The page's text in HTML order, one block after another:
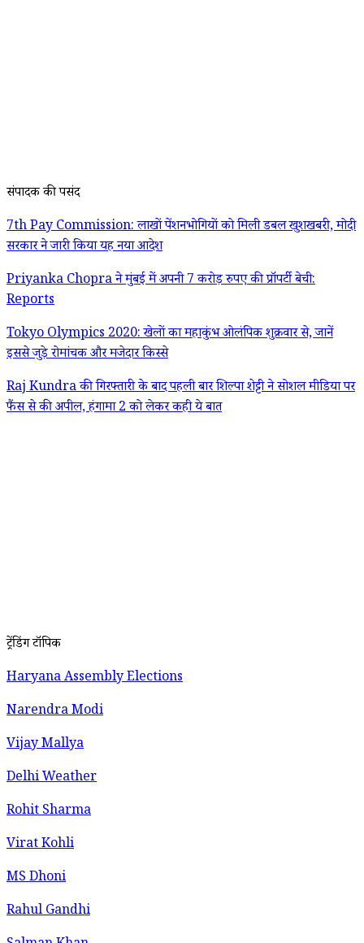
संपादक की पसंद
7th Pay Commission: लाखों पेंशनभोगियों को मिली डबल खुशखबरी, मोदी
सरकार ने जारी किया यह नया आदेश
Priyanka Chopra ने मुंबई में अपनी 7 करोड़ रुपए की प्रॉपर्टी बेची:
Reports
Tokyo Olympics 2020: खेलों का महाकुंभ ओलंपिक शुक्रवार से, जानें
इससे जुड़े रोमांचक और मजेदार किस्से
Raj Kundra की गिरफ्तारी के बाद पहली बार शिल्पा शेट्टी ने सोशल मीडिया पर
फैंस से की अपील, हंगामा 2 को लेकर कही ये बात
ट्रेंडिंग टॉपिक
Haryana Assembly Elections
Narendra Modi
Vijay Mallya
Delhi Weather
Rohit Sharma
Virat Kohli
MS Dhoni
Rahul Gandhi